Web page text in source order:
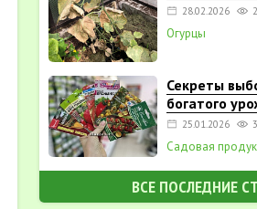
28.02.2026
Огурцы
Секреты
богатого
25.01.2026
Садовая
ВСЕ ПОСЛЕДНИЕ